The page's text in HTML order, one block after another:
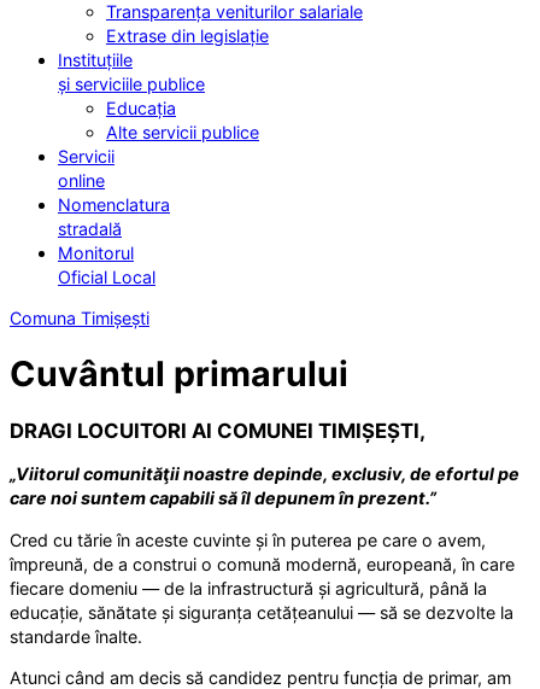
Transparența veniturilor salariale
Extrase din legislație
Instituțiile
și serviciile publice
Educația
Alte servicii publice
Servicii
online
Nomenclatura
stradală
Monitorul
Oficial Local
Comuna Timișești
Cuvântul primarului
DRAGI LOCUITORI AI COMUNEI TIMIȘEȘTI,
„Viitorul comunităţii noastre depinde, exclusiv, de efortul pe
care noi suntem capabili să îl depunem în prezent.”
Cred cu tărie în aceste cuvinte și în puterea pe care o avem,
împreună, de a construi o comună modernă, europeană, în care
fiecare domeniu — de la infrastructură și agricultură, până la
educație, sănătate și siguranța cetățeanului — să se dezvolte la
standarde înalte.
Atunci când am decis să candidez pentru funcția de primar, am